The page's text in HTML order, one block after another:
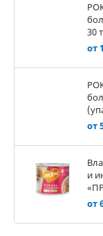
30
от
от
и
от